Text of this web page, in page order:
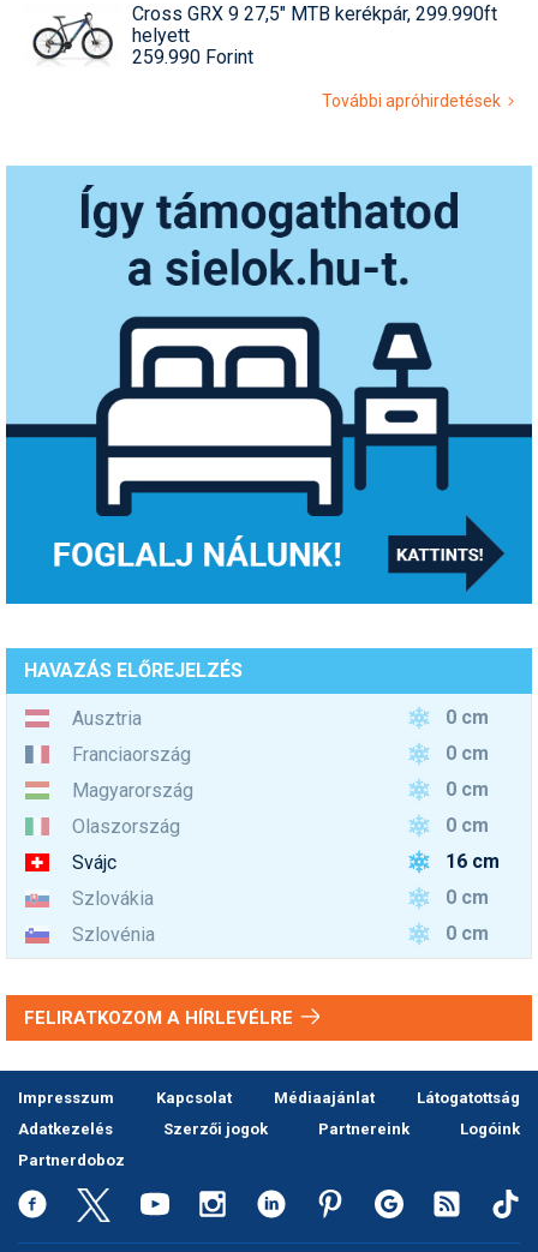
Cross GRX 9 27,5" MTB kerékpár, 299.990ft
helyett
259.990 Forint
További apróhirdetések
HAVAZÁS ELŐREJELZÉS
Ausztria
0 cm
Franciaország
0 cm
Magyarország
0 cm
Olaszország
0 cm
Svájc
16 cm
Szlovákia
0 cm
Szlovénia
0 cm
FELIRATKOZOM A HÍRLEVÉLRE
Impresszum Kapcsolat Médiaajánlat
Látogatottság
Adatkezelés
Szerzői jogok Partnereink
Logóink
Partnerdoboz